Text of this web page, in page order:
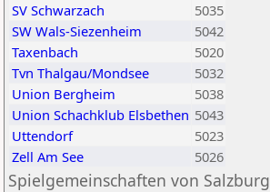
SV Schwarzach
5035
SW Wals-Siezenheim
5042
Taxenbach
5020
Tvn Thalgau/Mondsee
5032
Union Bergheim
5038
Union Schachklub Elsbethen 5043
Uttendorf
5023
Zell Am See
5026
Spielgemeinschaften von Salzburg